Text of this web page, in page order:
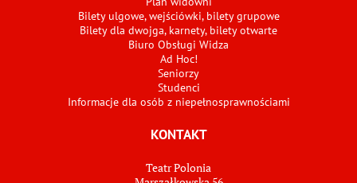
Bilety ulgowe, wejściówki, bilety grupowe
Bilety dla dwojga, karnety, bilety otwarte
Biuro Obsługi Widza
Ad Hoc!
Seniorzy
Studenci
Informacje dla osób z niepełnosprawnościami
KONTAKT
Teatr Polonia